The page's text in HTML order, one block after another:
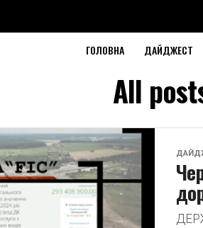
ГОЛОВНА ДАЙДЖЕСТ
All